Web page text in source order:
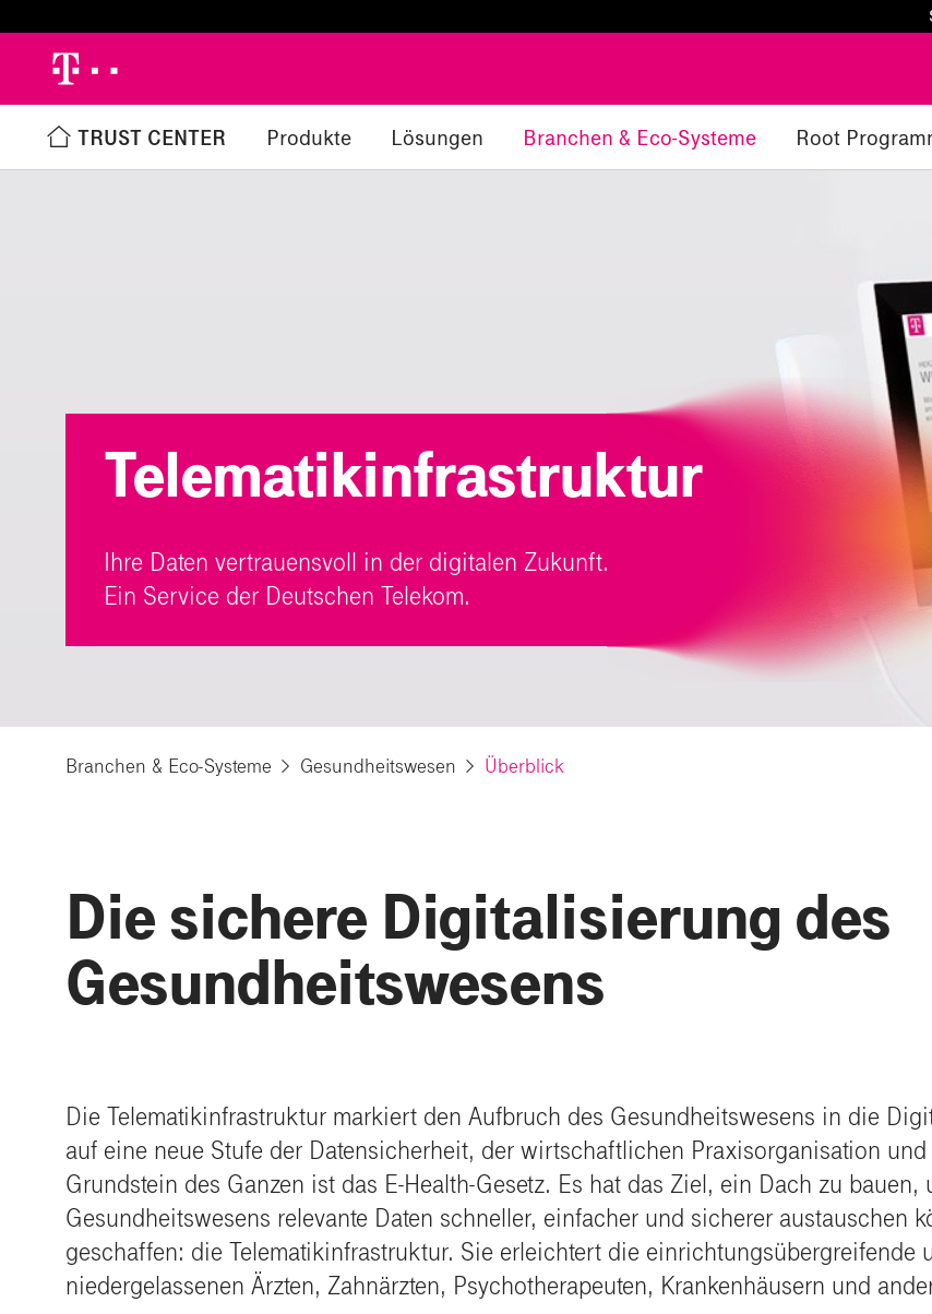
h TRUST CENTER Produkte Lösungen Branchen & Eco-Systeme Root
Telematikinfrastruktur
Ihre Daten vertrauensvoll in der digitalen Zukunft.
Ein Service der Deutschen Telekom.
Branchen & Eco-Systeme Gesundheitswesen Überblick
Die sichere Digitalisierung des
Gesundheitswesens
Die Telematikinfrastruktur markiert den Aufbruch des Gesundheitswesens in die
auf eine neue Stufe der Datensicherheit, der wirtschaftlichen Praxisorganisation
Grundstein des Ganzen ist das E-Health-Gesetz. Es hat das Ziel, ein Dach zu
Gesundheitswesens relevante Daten schneller, einfacher und sicherer austauschen
geschaffen: die Telematikinfrastruktur. Sie erleichtert die
niedergelassenen Ärzten, Zahnärzten, Psychotherapeuten, Krankenhäusern und